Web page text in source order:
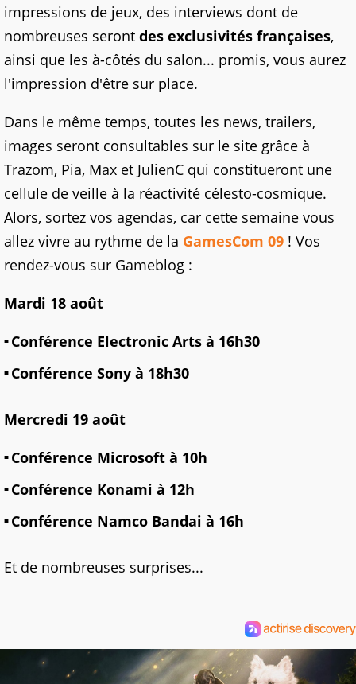
impressions de jeux, des interviews dont de
nombreuses seront des exclusivités françaises,
ainsi que les à-côtés du salon... promis, vous aurez
l'impression d'être sur place.
Dans le même temps, toutes les news, trailers,
images seront consultables sur le site grâce à
Trazom, Pia, Max et JulienC qui constitueront une
cellule de veille à la réactivité célesto-cosmique.
Alors, sortez vos agendas, car cette semaine vous
allez vivre au rythme de la GamesCom 09 ! Vos
rendez-vous sur Gameblog :
Mardi 18 août
Conférence Electronic Arts à 16h30
Conférence Sony à 18h30
Mercredi 19 août
Conférence Microsoft à 10h
Conférence Konami à 12h
Conférence Namco Bandai à 16h
Et de nombreuses surprises...